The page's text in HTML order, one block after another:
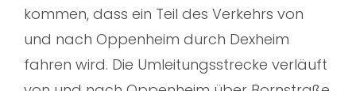
kommen, dass ein Teil des Verkehrs von
und nach Oppenheim durch Dexheim
fahren wird. Die Umleitungsstrecke verläuft